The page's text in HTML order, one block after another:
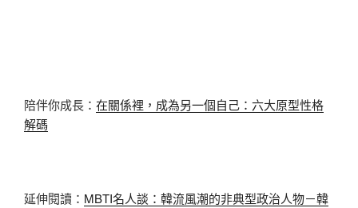
陪伴你成長： 在關係裡，成為另一個自己：六大原型性格
解碼
延伸閱讀： MBTI名人談：韓流風潮的非典型政治人物－韓